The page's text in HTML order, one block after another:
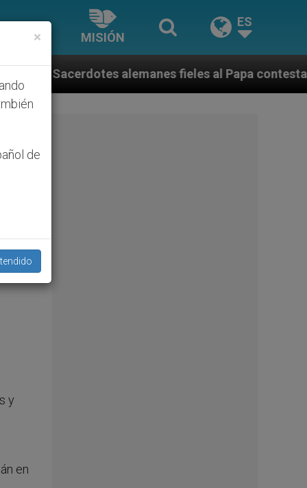
MISIÓN
ES
fieles al Papa contestan a su propio obispo
y
en
×
de